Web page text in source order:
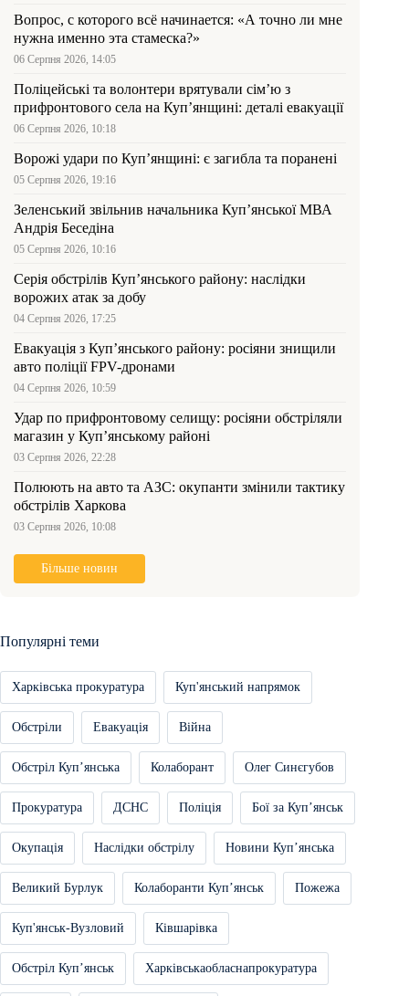
Вопрос, с которого всё начинается: «А точно ли мне
нужна именно эта стамеска?»
06 Серпня 2026, 14:05
Поліцейські та волонтери врятували сім’ю з
прифронтового села на Куп’янщині: деталі евакуації
06 Серпня 2026, 10:18
Ворожі удари по Куп’янщині: є загибла та поранені
05 Серпня 2026, 19:16
Зеленський звільнив начальника Купʼянської МВА
Андрія Беседіна
05 Серпня 2026, 10:16
Серія обстрілів Куп’янського району: наслідки
ворожих атак за добу
04 Серпня 2026, 17:25
Евакуація з Куп’янського району: росіяни знищили
авто поліції FPV-дронами
04 Серпня 2026, 10:59
Удар по прифронтовому селищу: росіяни обстріляли
магазин у Куп’янському районі
03 Серпня 2026, 22:28
Полюють на авто та АЗС: окупанти змінили тактику
обстрілів Харкова
03 Серпня 2026, 10:08
Більше новин
Популярні теми
Харківська прокуратура Куп'янський напрямок
Обстріли Евакуація Війна
Обстріл Купʼянська Колаборант Олег Синєгубов
Прокуратура ДСНС Поліція Бої за Купʼянськ
Окупація Наслідки обстрілу Новини Купʼянська
Великий Бурлук Колаборанти Купʼянськ Пожежа
Куп'янськ-Вузловий Ківшарівка
Обстріл Купʼянськ Харківськаобласнапрокуратура